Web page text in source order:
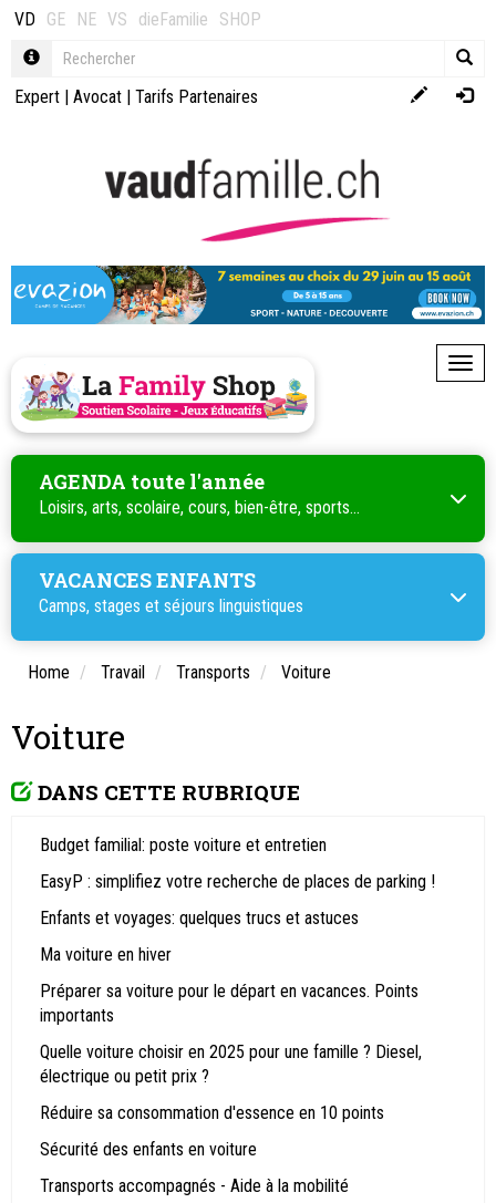
VD GE NE VS dieFamilie SHOP
Expert | Avocat | Tarifs Partenaires
AGENDA toute l'année
Loisirs, arts, scolaire, cours, bien-être, sports...
VACANCES ENFANTS
Camps, stages et séjours linguistiques
Home Travail Transports Voiture
Voiture
DANS CETTE RUBRIQUE
Budget familial: poste voiture et entretien
EasyP : simplifiez votre recherche de places de parking !
Enfants et voyages: quelques trucs et astuces
Ma voiture en hiver
Préparer sa voiture pour le départ en vacances. Points
importants
Quelle voiture choisir en 2025 pour une famille ? Diesel,
électrique ou petit prix ?
Réduire sa consommation d'essence en 10 points
Sécurité des enfants en voiture
Transports accompagnés - Aide à la mobilité